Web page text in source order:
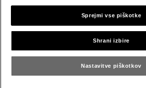
Številke so zgovorne, a pri novem Cayennu
Sistemska moč: 850 kW (1.156 KM). Navor:
100 km/h: 2,5 sekunde. To niso podatki
to so podatki luksuznega SUV-ja, ki ga lahko
Sprejmi vse piškotke
Shrani izbire
Nastavitve piškotkov